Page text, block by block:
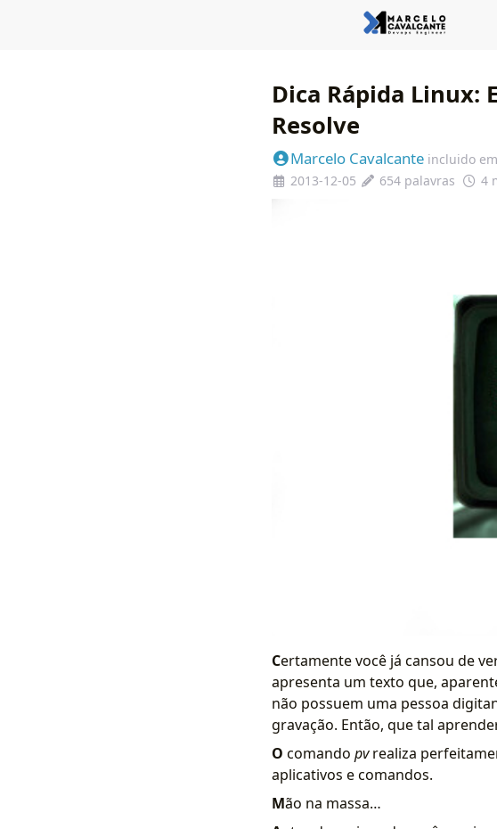
Dica Rápida Linux:
Resolve
Marcelo Cavalcante incluido em
2013-12-05
654 palavras 4
Certamente você já cansou de
apresenta um texto que,
não possuem uma pessoa
gravação. Então, que tal
O comando pvrealiza
aplicativos e comandos.
Mão na massa…